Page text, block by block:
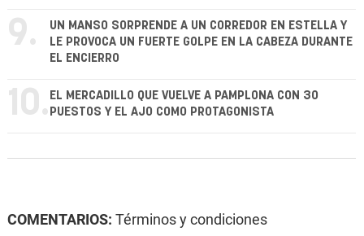
9.
UN MANSO SORPRENDE A UN CORREDOR EN ESTELLA Y
LE PROVOCA UN FUERTE GOLPE EN LA CABEZA DURANTE
EL ENCIERRO
10. EL MERCADILLO QUE VUELVE A PAMPLONA CON 30
PUESTOS Y EL AJO COMO PROTAGONISTA
COMENTARIOS: Términos y condiciones